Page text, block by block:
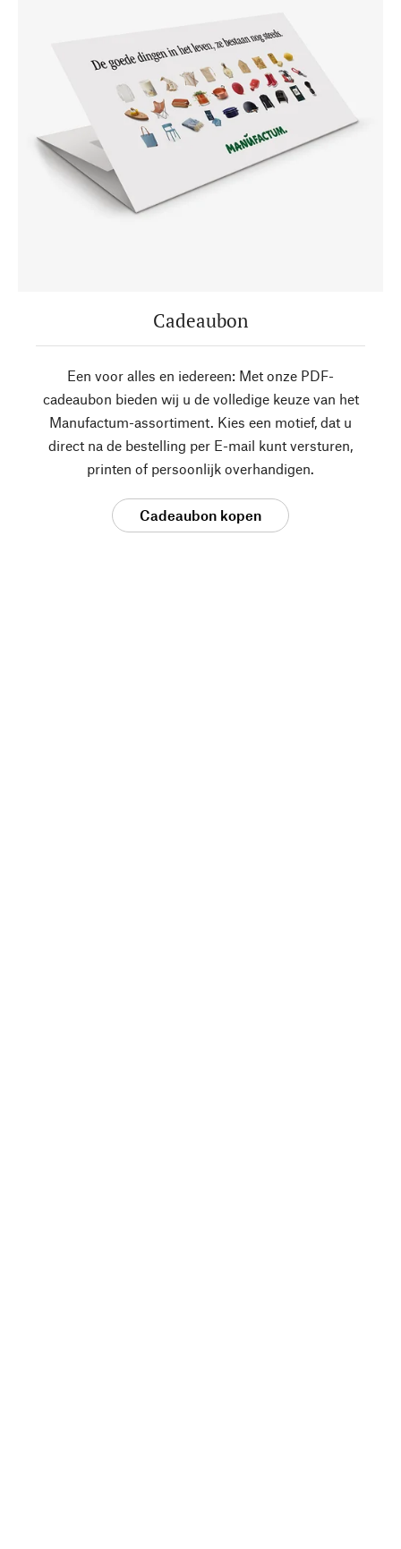
Cadeaubon
Een voor alles en iedereen: Met onze PDF-
cadeaubon bieden wij u de volledige keuze van het
Manufactum-assortiment. Kies een motief, dat u
direct na de bestelling per E-mail kunt versturen,
printen of persoonlijk overhandigen.
Cadeaubon kopen